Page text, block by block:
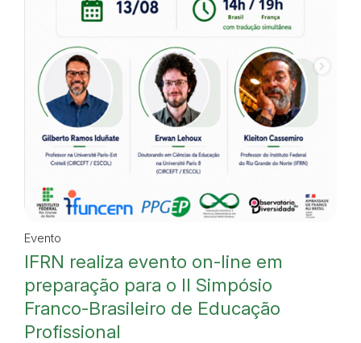
Evento
IFRN realiza evento on-line em
preparação para o II Simpósio
Franco-Brasileiro de Educação
Profissional